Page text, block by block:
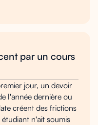
par un cours
jour, un devoir
l'année dernière ou
créent des frictions
n'ait soumis